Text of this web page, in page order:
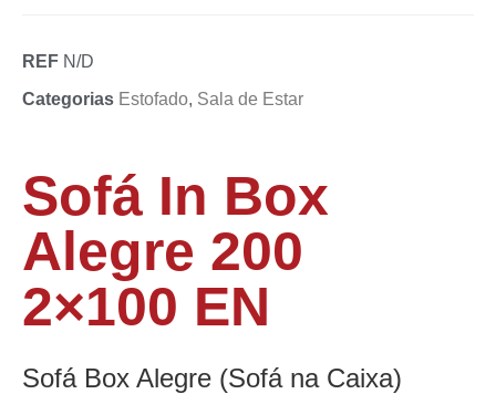
Sofá In Box
Alegre 200
2×100 EN
Sofá Box Alegre (Sofá na Caixa)
REF N/D
Categorias Estofado, Sala de Estar